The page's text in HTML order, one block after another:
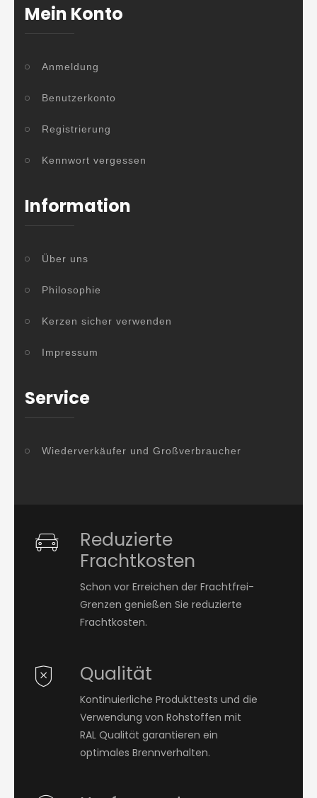
Mein Konto
Anmeldung
Benutzerkonto
Registrierung
Kennwort vergessen
Information
Über uns
Philosophie
Kerzen sicher verwenden
Impressum
Service
Wiederverkäufer und Großverbraucher
Reduzierte
Frachtkosten
Schon vor Erreichen der Frachtfrei-
Grenzen genießen Sie reduzierte
Frachtkosten.
Qualität
Kontinuierliche Produkttests und die
Verwendung von Rohstoffen mit
RAL Qualität garantieren ein
optimales Brennverhalten.